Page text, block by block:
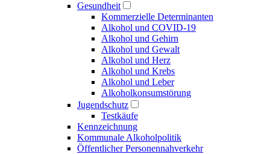
Gesundheit
Kommerzielle Determinanten
Alkohol und COVID-19
Alkohol und Gehirn
Alkohol und Gewalt
Alkohol und Herz
Alkohol und Krebs
Alkohol und Leber
Alkoholkonsumstörung
Jugendschutz
Testkäufe
Kennzeichnung
Kommunale Alkoholpolitik
Öffentlicher Personennahverkehr